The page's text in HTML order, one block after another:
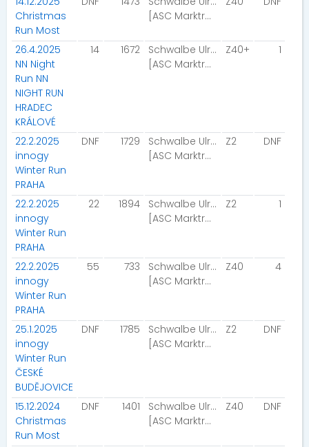
Christmas
Run Most
[ASC Marktrodach]
26.4.2025
NN Night
Run NN
NIGHT RUN
HRADEC
KRÁLOVÉ
14 1672
Schwalbe Ulrike
[ASC Marktrodach]
Z40+ 1
22.2.2025
innogy
Winter Run
PRAHA
DNF 1729
Schwalbe Ulrike
[ASC Marktrodach]
Z2 DNF
22.2.2025
innogy
Winter Run
PRAHA
22 1894
Schwalbe Ulrike
[ASC Marktrodach]
Z2 1
22.2.2025
innogy
Winter Run
PRAHA
55 733
Schwalbe Ulrike
[ASC Marktrodach]
Z40 4
25.1.2025
innogy
Winter Run
ČESKÉ
BUDĚJOVICE
DNF 1785
Schwalbe Ulrike
[ASC Marktrodach]
Z2 DNF
15.12.2024
Christmas
Run Most
DNF 1401
Schwalbe Ulrike
[ASC Marktrodach]
Z40 DNF